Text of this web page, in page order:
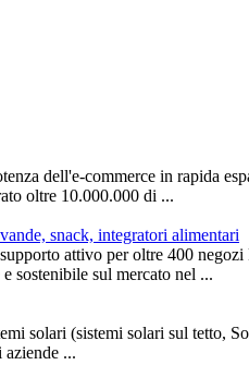
dell'e-commerce in rapida
oltre 10.000.000 di ...
snack, integratori alimentari
attivo per oltre 400
sostenibile sul mercato nel ...
solari (sistemi solari sul tetto,
...